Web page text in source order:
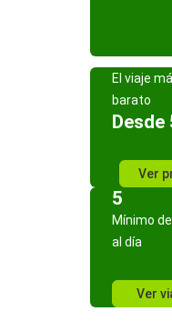
El viaje
barato
Desde
Ver
5
Mínimo
al día
Ver